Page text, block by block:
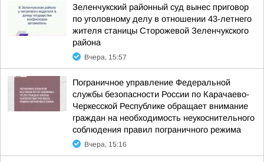
Зеленчукский районный суд вынес приговор
по уголовному делу в отношении 43-летнего
жителя станицы Сторожевой Зеленчукского
района
Вчера, 15:57
Пограничное управление Федеральной
службы безопасности России по Карачаево-
Черкесской Республике обращает внимание
граждан на необходимость неукоснительного
соблюдения правил пограничного режима
Вчера, 15:16